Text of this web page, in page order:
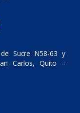
Sucre N58-63 y
Carlos, Quito –